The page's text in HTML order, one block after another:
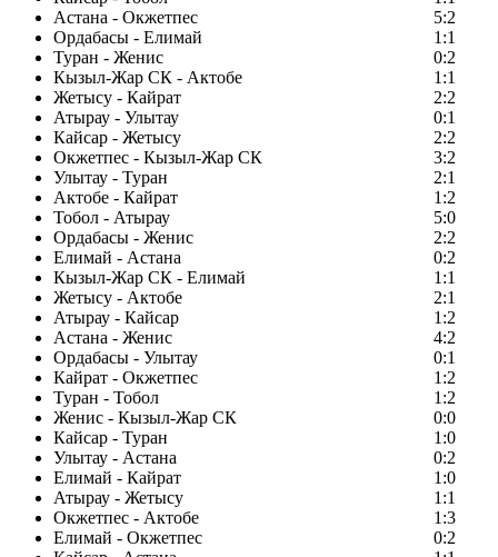
Астана - Окжетпес
5:2
Ордабасы - Елимай
1:1
Туран - Женис
0:2
Кызыл-Жар СК - Актобе
1:1
Жетысу - Кайрат
2:2
Атырау - Улытау
0:1
Кайсар - Жетысу
2:2
Окжетпес - Кызыл-Жар СК
3:2
Улытау - Туран
2:1
Актобе - Кайрат
1:2
Тобол - Атырау
5:0
Ордабасы - Женис
2:2
Елимай - Астана
0:2
Кызыл-Жар СК - Елимай
1:1
Жетысу - Актобе
2:1
Атырау - Кайсар
1:2
Астана - Женис
4:2
Ордабасы - Улытау
0:1
Кайрат - Окжетпес
1:2
Туран - Тобол
1:2
Женис - Кызыл-Жар СК
0:0
Кайсар - Туран
1:0
Улытау - Астана
0:2
Елимай - Кайрат
1:0
Атырау - Жетысу
1:1
Окжетпес - Актобе
1:3
Елимай - Окжетпес
0:2